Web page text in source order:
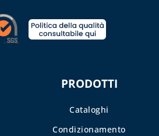
PRODOTTI
Cataloghi
Condizionamento